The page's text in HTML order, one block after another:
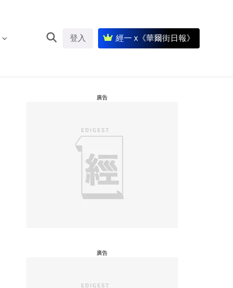
登入 經一 x《華爾街日報》
廣告
廣告